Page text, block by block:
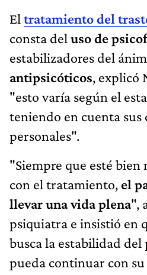
El tratamiento del
consta del uso de
estabilizadores del
antipsicóticos, explicó
"esto varía según el
teniendo en cuenta sus
personales".
"Siempre que esté
con el tratamiento, el
llevar una vida plena",
psiquiatra e insistió en
busca la estabilidad del
pueda continuar con